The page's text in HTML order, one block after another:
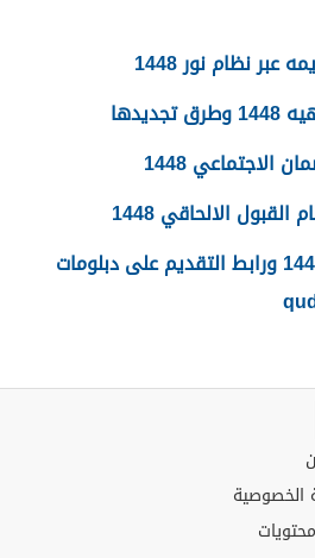
نظام نور 1448
1448
الالحاقي 1448
دبلومات جامعة القصيم 1448 ورابط التقديم على دبلومات
الخصوصية